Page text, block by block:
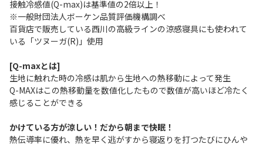
接触冷感値(Q-max)は基準値の2倍以上！
※一般財団法人ボーケン品質評価機構調べ
百貨店で販売している西川の高級ラインの涼感寝具にも使われて
いる「ツヌーガ(R)」使用
[Q-maxとは]
生地に触れた時の冷感は肌から生地への熱移動によって発生
Q-MAXはこの熱移動量を数値化したもので数値が高いほど冷たく
感じることができる
かけている方が涼しい！だから朝まで快眠！
熱伝導率に優れ、熱を早く逃がすから寝返りを打つたびにひんや